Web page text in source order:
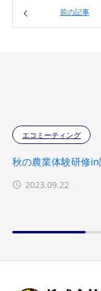
前の記事
エコミーティング
秋の農業体験研修
2023.09.22